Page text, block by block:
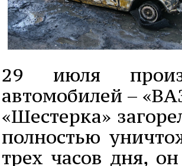
29 июля
автомобилей –
«Шестерка»
полностью
трех часов дня,